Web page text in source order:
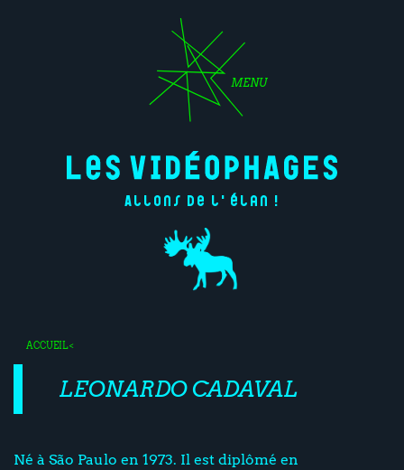
MENU
Allons de l'élan !
ACCUEIL<
LEONARDO CADAVAL
Né à São Paulo en 1973. Il est diplômé en